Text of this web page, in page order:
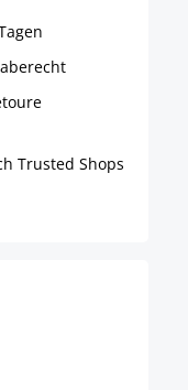
Trusted Shops